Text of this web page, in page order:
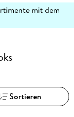
mit dem
Sortieren